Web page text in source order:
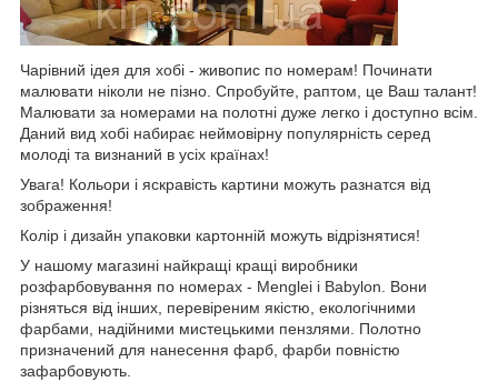
Чарівний ідея для хобі - живопис по номерам! Починати
малювати ніколи не пізно. Спробуйте, раптом, це Ваш талант!
Малювати за номерами на полотні дуже легко і доступно всім.
Даний вид хобі набирає неймовірну популярність серед
молоді та визнаний в усіх країнах!
Увага! Кольори і яскравість картини можуть разнатся від
зображення!
Колір і дизайн упаковки картонній можуть відрізнятися!
У нашому магазині найкращі кращі виробники
розфарбовування по номерах - Menglei і Babylon. Вони
різняться від інших, перевіреним якістю, екологічними
фарбами, надійними мистецькими пензлями. Полотно
призначений для нанесення фарб, фарби повністю
зафарбовують.